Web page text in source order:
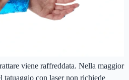
viene raffreddata. Nella maggior
tatuaggio con laser non richiede